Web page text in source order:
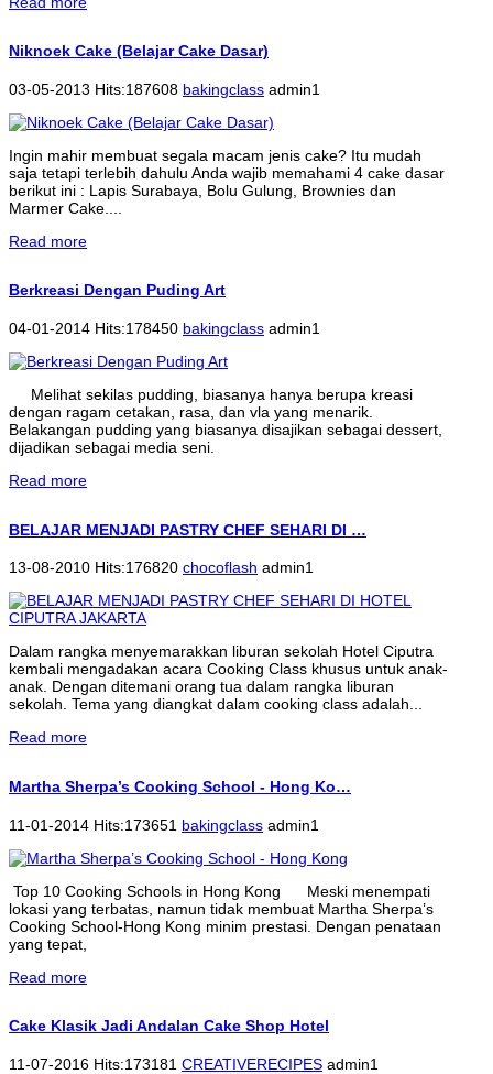
Niknoek Cake (Belajar Cake Dasar)
03-05-2013 Hits:187608 bakingclass admin1
Ingin mahir membuat segala macam jenis cake? Itu mudah
saja tetapi terlebih dahulu Anda wajib memahami 4 cake dasar
berikut ini : Lapis Surabaya, Bolu Gulung, Brownies dan
Marmer Cake....
Read more
Berkreasi Dengan Puding Art
04-01-2014 Hits:178450 bakingclass admin1
Melihat sekilas pudding, biasanya hanya berupa kreasi
dengan ragam cetakan, rasa, dan vla yang menarik.
Belakangan pudding yang biasanya disajikan sebagai dessert,
dijadikan sebagai media seni.
Read more
BELAJAR MENJADI PASTRY CHEF SEHARI DI …
13-08-2010 Hits:176820 chocoflash admin1
Dalam rangka menyemarakkan liburan sekolah Hotel Ciputra
kembali mengadakan acara Cooking Class khusus untuk anak-
anak. Dengan ditemani orang tua dalam rangka liburan
sekolah. Tema yang diangkat dalam cooking class adalah...
Read more
Martha Sherpa’s Cooking School - Hong Ko…
11-01-2014 Hits:173651 bakingclass admin1
Top 10 Cooking Schools in Hong Kong Meski menempati
lokasi yang terbatas, namun tidak membuat Martha Sherpa’s
Cooking School-Hong Kong minim prestasi. Dengan penataan
yang tepat,
Read more
Cake Klasik Jadi Andalan Cake Shop Hotel
11-07-2016 Hits:173181 CREATIVERECIPES admin1